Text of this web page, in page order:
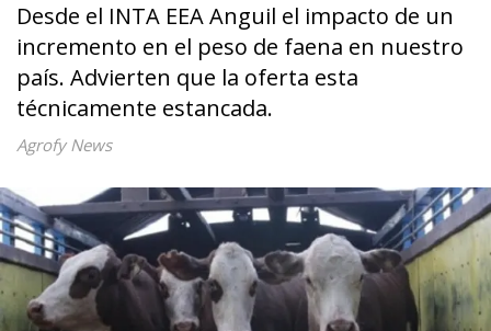
Desde el INTA EEA Anguil el impacto de un
incremento en el peso de faena en nuestro
país. Advierten que la oferta esta
técnicamente estancada.
Agrofy News